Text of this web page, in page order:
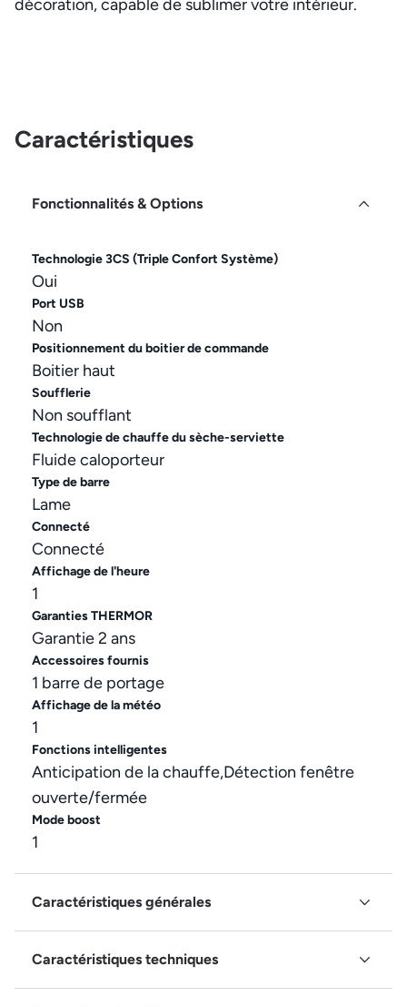
décoration, capable de sublimer votre intérieur.
Caractéristiques
Fonctionnalités & Options
Technologie 3CS (Triple Confort Système)
Oui
Port USB
Non
Positionnement du boitier de commande
Boitier haut
Soufflerie
Non soufflant
Technologie de chauffe du sèche-serviette
Fluide caloporteur
Type de barre
Lame
Connecté
Connecté
Affichage de l'heure
1
Garanties THERMOR
Garantie 2 ans
Accessoires fournis
1 barre de portage
Affichage de la météo
1
Fonctions intelligentes
Anticipation de la chauffe,Détection fenêtre
ouverte/fermée
Mode boost
1
Caractéristiques générales
Caractéristiques techniques